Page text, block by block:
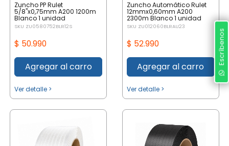
Zuncho PP Rulet
5/8"x0,75mm A200 1200m
Blanco 1 unidad
SKU ZU0580752BLR12S
$ 50.990
Agregar al carro
Ver detalle >
Zuncho Automático Rulet
12mmx0,60mm A200
2300m Blanco 1 unidad
SKU ZU012060BLRAU23
$ 52.990
Agregar al carro
Ver detalle >
Escríbenos